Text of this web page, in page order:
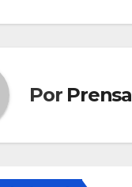
Por Prensa